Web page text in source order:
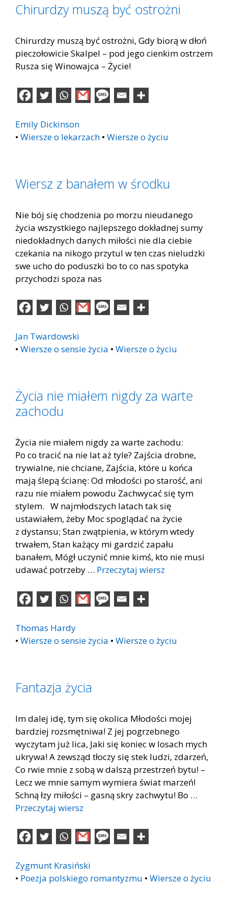
Chirurdzy muszą być ostrożni
Chirurdzy muszą być ostrożni, Gdy biorą w dłoń
pieczołowicie Skalpel – pod jego cienkim ostrzem
Rusza się Winowajca – Życie!
Emily Dickinson
• Wiersze o lekarzach • Wiersze o życiu
Wiersz z banałem w środku
Nie bój się chodzenia po morzu nieudanego
życia wszystkiego najlepszego dokładnej sumy
niedokładnych danych miłości nie dla ciebie
czekania na nikogo przytul w ten czas nieludzki
swe ucho do poduszki bo to co nas spotyka
przychodzi spoza nas
Jan Twardowski
• Wiersze o sensie życia • Wiersze o życiu
Życia nie miałem nigdy za warte
zachodu
Życia nie miałem nigdy za warte zachodu:
Po co tracić na nie lat aż tyle? Zajścia drobne,
trywialne, nie chciane, Zajścia, które u końca
mają ślepą ścianę: Od młodości po starość, ani
razu nie miałem powodu Zachwycać się tym
stylem. W najmłodszych latach tak się
ustawiałem, żeby Moc spoglądać na życie
z dystansu; Stan zwątpienia, w którym wtedy
trwałem, Stan każący mi gardzić zapału
banałem, Mógł uczynić mnie kimś, kto nie musi
udawać potrzeby … Przeczytaj wiersz
Thomas Hardy
• Wiersze o sensie życia • Wiersze o życiu
Fantazja życia
Im dalej idę, tym się okolica Młodości mojej
bardziej rozsmętniwa! Z jej pogrzebnego
wyczytam już lica, Jaki się koniec w losach mych
ukrywa! A zewsząd tłoczy się stek ludzi, zdarzeń,
Co rwie mnie z sobą w dalszą przestrzeń bytu! –
Lecz we mnie samym wymiera świat marzeń!
Schną łzy miłości – gasną skry zachwytu! Bo …
Przeczytaj wiersz
Zygmunt Krasiński
• Poezja polskiego romantyzmu • Wiersze o życiu